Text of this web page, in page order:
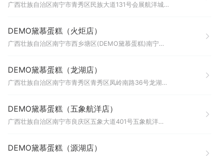
广西壮族自治区南宁市青秀区民族大道131号会展航洋城购物中心负二、负一层第B2/B1-008号（地铁D出口往沃尔玛方向·瑞幸旁）
DEMO黛慕蛋糕（火炬店）
广西壮族自治区南宁市西乡塘区(DEMO黛慕蛋糕)南宁市西乡塘区火炬路19号帝元商住楼一层商铺2号
DEMO黛慕蛋糕（龙湖店）
广西壮族自治区南宁市青秀区青秀区凤岭南路36号龙湖南宁青秀天街商场A-1F-A-1F-02号
DEMO黛慕蛋糕（五象航洋店）
广西壮族自治区南宁市良庆区五象大道401号五象航洋城B1层（瑞幸咖啡旁边）
DEMO黛慕蛋糕（源湖店）